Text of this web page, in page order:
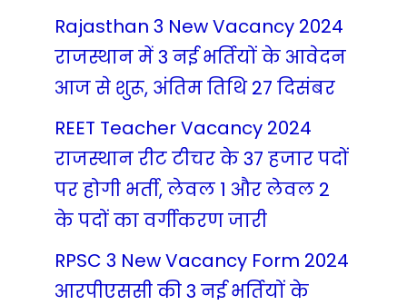
Rajasthan 3 New Vacancy 2024
राजस्थान में 3 नई भर्तियों के आवेदन
आज से शुरू, अंतिम तिथि 27 दिसंबर
REET Teacher Vacancy 2024
राजस्थान रीट टीचर के 37 हजार पदों
पर होगी भर्ती, लेवल 1 और लेवल 2
के पदों का वर्गीकरण जारी
RPSC 3 New Vacancy Form 2024
आरपीएससी की 3 नई भर्तियों के